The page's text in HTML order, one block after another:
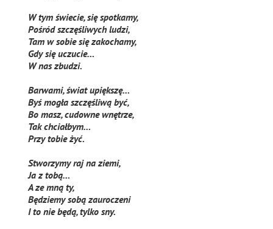
W tym świecie, się spotkamy,
Pośród szczęśliwych ludzi,
Tam w sobie się zakochamy,
Gdy się uczucie…
W nas zbudzi.
Barwami, świat upiększę…
Byś mogła szczęśliwą być,
Bo masz, cudowne wnętrze,
Tak chciałbym…
Przy tobie żyć.
Stworzymy raj na ziemi,
Ja z tobą…
A ze mną ty,
Będziemy sobą zauroczeni
I to nie będą, tylko sny.